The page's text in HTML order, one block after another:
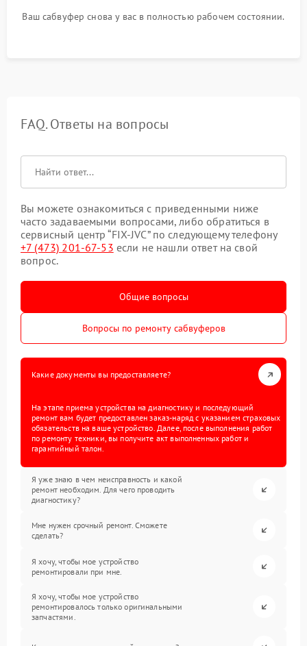
Ваш сабвуфер снова у вас в полностью рабочем состоянии.
FAQ. Ответы на вопросы
Вы можете ознакомиться с приведенными ниже
часто задаваемыми вопросами, либо обратиться в
сервисный центр “FIX-JVC” по следующему телефону
+7 (473) 201-67-53 если не нашли ответ на свой
вопрос.
Общие вопросы
Вопросы по ремонту сабвуферов
Какие документы вы предоставляете?
На этапе приема устройства на диагностику и последующий
ремонт вам будет предоставлен заказ-наряд с указанием страховых
обязательств на ваше устройство. Далее, после выполнения работ
по ремонту техники, вы получите акт выполненных работ и
гарантийный талон.
Я уже знаю в чем неисправность и какой
ремонт необходим. Для чего проводить
диагностику?
Мне нужен срочный ремонт. Сможете
сделать?
Я хочу, чтобы мое устройство
ремонтировали при мне.
Я хочу, чтобы мое устройство
ремонтировалось только оригинальными
запчастями.